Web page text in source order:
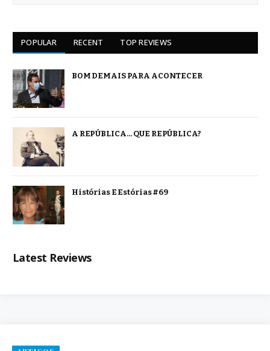
POPULAR RECENT TOP REVIEWS
BOM DEMAIS PARA ACONTECER
A REPÚBLICA… QUE REPÚBLICA?
Histórias E Estórias #69
Latest Reviews